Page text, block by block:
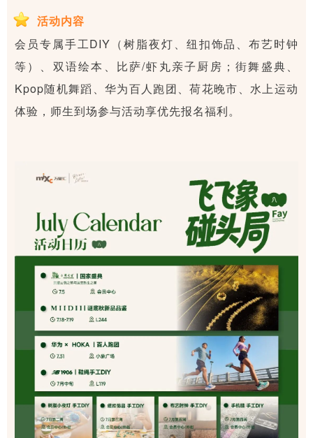
活动内容
会员专属手工DIY（树脂夜灯、纽扣饰品、布艺时钟
等）、双语绘本、比萨/虾丸亲子厨房；街舞盛典、
Kpop随机舞蹈、华为百人跑团、荷花晚市、水上运动
体验，师生到场参与活动享优先报名福利。